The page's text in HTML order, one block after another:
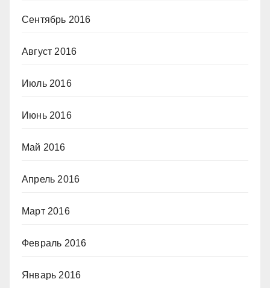
Сентябрь 2016
Август 2016
Июль 2016
Июнь 2016
Май 2016
Апрель 2016
Март 2016
Февраль 2016
Январь 2016